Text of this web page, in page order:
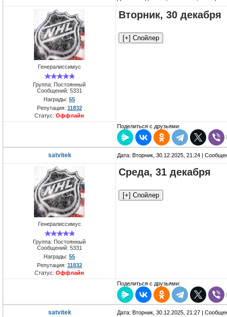
Генералиссимус
Группа: Постоянный
Сообщений: 5331
Награды: 55
Репутация: 11832
Статус: Оффлайн
Вторник, 30 декабря
Поделиться с друзьями:
satvitek Дата: Вторник, 30.12.2025, 21:24 |
Генералиссимус
Группа: Постоянный
Сообщений: 5331
Награды: 55
Репутация: 11832
Статус: Оффлайн
Среда, 31 декабря
Поделиться с друзьями:
satvitek Дата: Вторник, 30.12.2025, 21:27 |